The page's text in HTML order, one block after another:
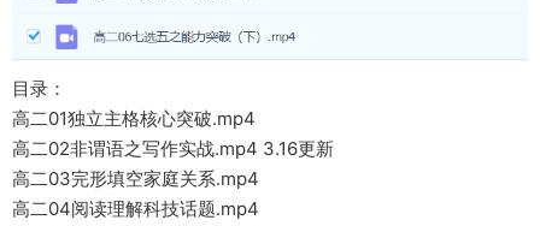
目录：
高二01独立主格核心突破.mp4
高二02非谓语之写作实战.mp4 3.16更新
高二03完形填空家庭关系.mp4
高二04阅读理解科技话题.mp4